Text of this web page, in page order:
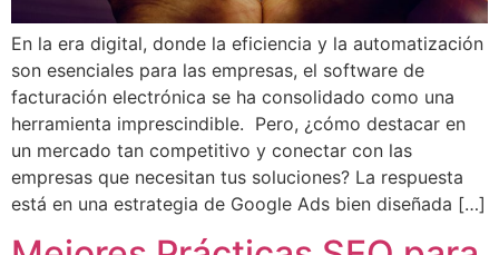
En la era digital, donde la eficiencia y la automatización
son esenciales para las empresas, el software de
facturación electrónica se ha consolidado como una
herramienta imprescindible. Pero, ¿cómo destacar en
un mercado tan competitivo y conectar con las
empresas que necesitan tus soluciones? La respuesta
está en una estrategia de Google Ads bien diseñada […]